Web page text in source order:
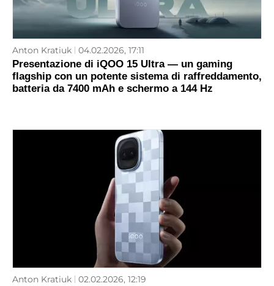
Anton Kratiuk 04.02.2026, 17:11
Presentazione di iQOO 15 Ultra — un gaming
flagship con un potente sistema di raffreddamento,
batteria da 7400 mAh e schermo a 144 Hz
Anton Kratiuk 02.02.2026, 12:19